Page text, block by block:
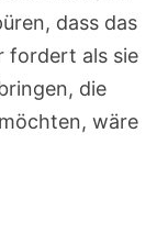
dass das
fordert als sie
die
wäre